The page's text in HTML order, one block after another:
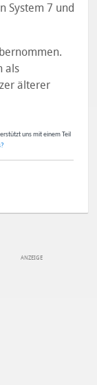
System 7 und
als
älterer
uns mit einem Teil